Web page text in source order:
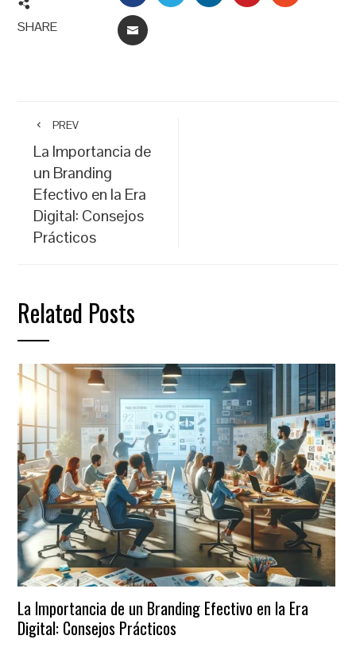
SHARE EMAIL
PREV
La Importancia de
un Branding
Efectivo en la Era
Digital: Consejos
Prácticos
Related Posts
La Importancia de un Branding Efectivo en la Era
Digital: Consejos Prácticos